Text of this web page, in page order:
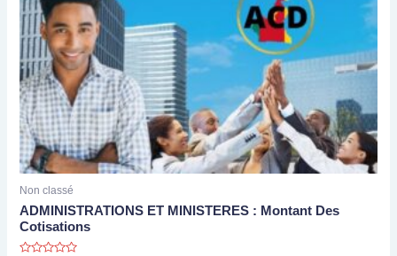
Non classé
ADMINISTRATIONS ET MINISTERES : Montant Des
Cotisations